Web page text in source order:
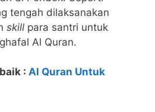
tengah dilaksanakan
skill para santri untuk
Al Quran.
: Al Quran Untuk